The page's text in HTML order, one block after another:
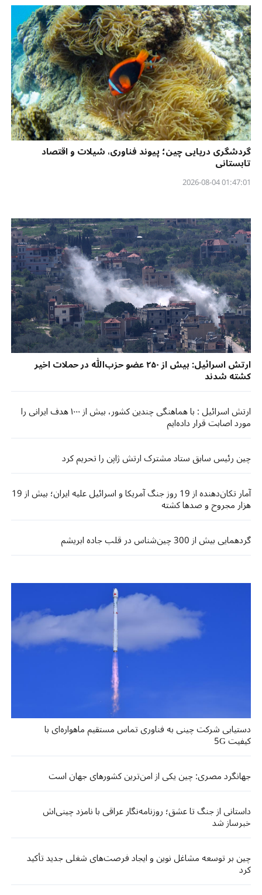
گردشگری دریایی چین؛ پیوند فناوری، شیلات و اقتصاد
تابستانی
01:47:01 2026-08-04
ارتش اسرائیل: بیش از ۲۵۰ عضو حزب‌الله در حملات اخیر
کشته شدند
ارتش اسرائیل : با هماهنگی چندین کشور، بیش از ۱۰۰۰ هدف ایرانی را
مورد اصابت قرار داده‌ایم
چین رئیس سابق ستاد مشترک ارتش ژاپن را تحریم کرد
آمار تکان‌دهنده از 19 روز جنگ آمریکا و اسرائیل علیه ایران؛ بیش از 19
هزار مجروح و صدها کشته
گردهمایی بیش از 300 چین‌شناس در قلب جاده ابریشم
دستیابی شرکت چینی به فناوری تماس مستقیم ماهواره‌ای با
کیفیت 5G
جهانگرد مصری: چین یکی از امن‌ترین کشورهای جهان است
داستانی از جنگ تا عشق؛ روزنامه‌نگار عراقی با نامزد چینی‌اش
خبرساز شد
چین بر توسعه مشاغل نوین و ایجاد فرصت‌های شغلی جدید تأکید
کرد